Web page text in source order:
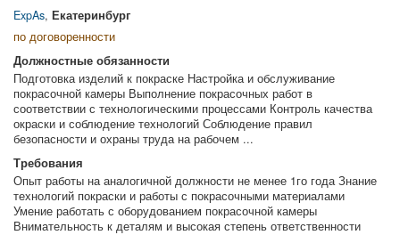
ExpAs, Екатеринбург
по договоренности
Должностные обязанности
Подготовка изделий к покраске Настройка и обслуживание
покрасочной камеры Выполнение покрасочных работ в
соответствии с технологическими процессами Контроль качества
окраски и соблюдение технологий Соблюдение правил
безопасности и охраны труда на рабочем ...
Требования
Опыт работы на аналогичной должности не менее 1го года Знание
технологий покраски и работы с покрасочными материалами
Умение работать с оборудованием покрасочной камеры
Внимательность к деталям и высокая степень ответственности